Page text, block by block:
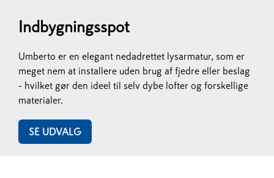
Indbygningsspot
Umberto er en elegant nedadrettet lysarmatur, som er
meget nem at installere uden brug af fjedre eller beslag
- hvilket gør den ideel til selv dybe lofter og forskellige
materialer.
SE UDVALG